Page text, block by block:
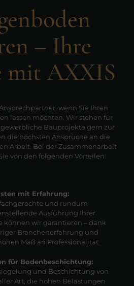
– Ihre
mit AXXIS
wenn Sie Ihren
lassen möchten. Wir stehen für
Bauprojekte gern zur
die höchsten Ansprüche an die
Arbeit. Bei der Zusammenarbeit
von den folgenden Vorteilen:
mit Erfahrung:
und rundum
Ausführung Ihrer
können wir garantieren – dank
Branchenerfahrung und
Maß an Professionalität.
für Bodenbeschichtung:
und Beschichtung von
Art, die hohen Belastungen